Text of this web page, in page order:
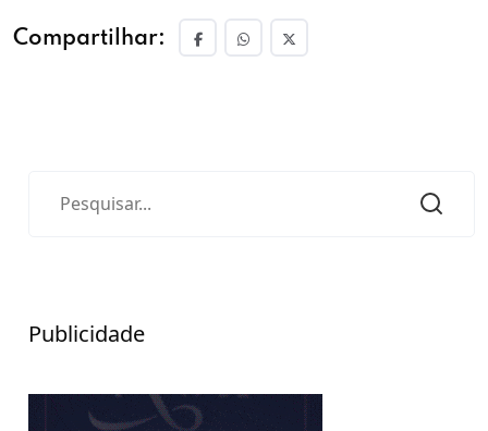
Compartilhar:
Publicidade